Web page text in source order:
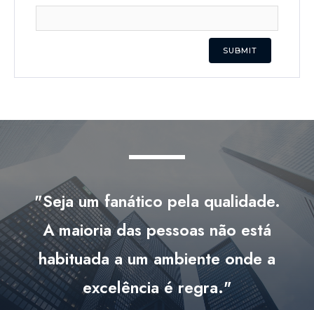
SUBMIT
"Seja um fanático pela qualidade.
A maioria das pessoas não está
habituada a um ambiente onde a
excelência é regra."